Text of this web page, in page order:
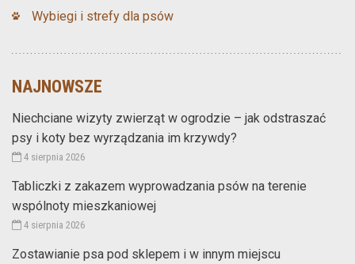
Wybiegi i strefy dla psów
NAJNOWSZE
Niechciane wizyty zwierząt w ogrodzie – jak odstraszać
psy i koty bez wyrządzania im krzywdy?
4 sierpnia 2026
Tabliczki z zakazem wyprowadzania psów na terenie
wspólnoty mieszkaniowej
4 sierpnia 2026
Zostawianie psa pod sklepem i w innym miejscu